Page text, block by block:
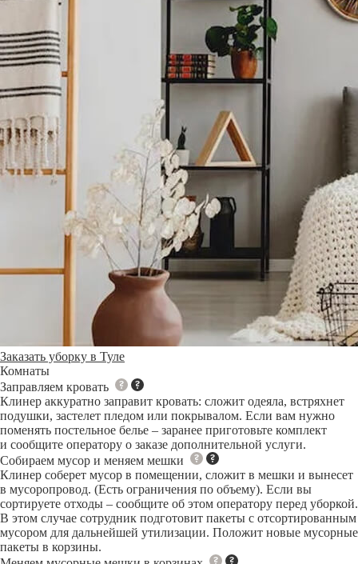
Заказать уборку в Туле
Комнаты
Заправляем кровать
Клинер аккуратно заправит кровать: сложит одеяла, встряхнет
подушки, застелет пледом или покрывалом. Если вам нужно
поменять постельное белье – заранее приготовьте комплект
и сообщите оператору о заказе дополнительной услуги.
Собираем мусор и меняем мешки
Клинер соберет мусор в помещении, сложит в мешки и вынесет
в мусоропровод. (Есть ограничения по объему). Если вы
сортируете отходы – сообщите об этом оператору перед уборкой.
В этом случае сотрудник подготовит пакеты с отсортированным
мусором для дальнейшей утилизации. Положит новые мусорные
пакеты в корзины.